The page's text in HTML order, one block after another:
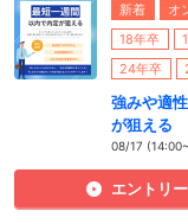
新着 オ
18年卒
24年卒
強みや適
が狙える
08/17
エントリー